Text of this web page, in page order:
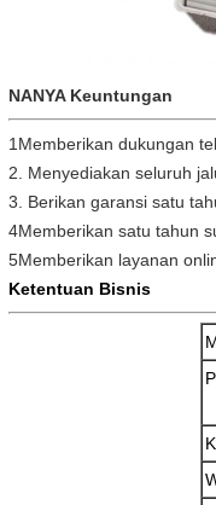
NANYA Keuntungan
1Memberikan dukungan
2. Menyediakan seluruh
3. Berikan garansi satu
4Memberikan satu tahun
5Memberikan layanan
Ketentuan Bisnis